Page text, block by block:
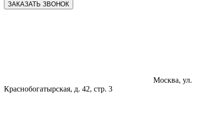
ЗАКАЗАТЬ ЗВОНОК
Москва, ул.
Краснобогатырская, д. 42, стр. 3